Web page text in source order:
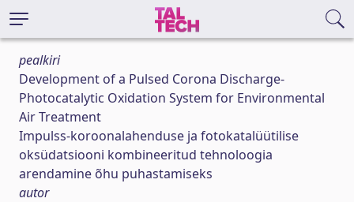
pealkiri
Development of a Pulsed Corona Discharge-
Photocatalytic Oxidation System for Environmental
Air Treatment
Impulss-koroonalahenduse ja fotokatalüütilise
oksüdatsiooni kombineeritud tehnoloogia
arendamine õhu puhastamiseks
autor